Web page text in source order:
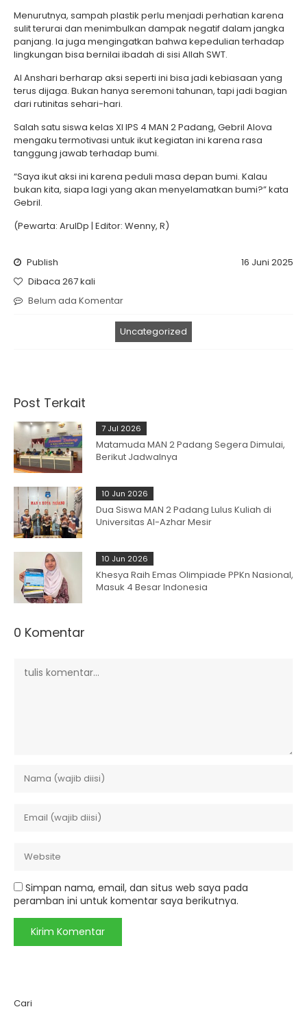
Menurutnya, sampah plastik perlu menjadi perhatian karena
sulit terurai dan menimbulkan dampak negatif dalam jangka
panjang. Ia juga mengingatkan bahwa kepedulian terhadap
lingkungan bisa bernilai ibadah di sisi Allah SWT.
Al Anshari berharap aksi seperti ini bisa jadi kebiasaan yang
terus dijaga. Bukan hanya seremoni tahunan, tapi jadi bagian
dari rutinitas sehari-hari.
Salah satu siswa kelas XI IPS 4 MAN 2 Padang, Gebril Alova
mengaku termotivasi untuk ikut kegiatan ini karena rasa
tanggung jawab terhadap bumi.
“Saya ikut aksi ini karena peduli masa depan bumi. Kalau
bukan kita, siapa lagi yang akan menyelamatkan bumi?” kata
Gebril.
(Pewarta: ArulDp | Editor: Wenny, R)
Publish
16 Juni 2025
Dibaca 267 kali
Belum ada Komentar
Uncategorized
Post Terkait
7 Jul 2026
Matamuda MAN 2 Padang Segera Dimulai,
Berikut Jadwalnya
10 Jun 2026
Dua Siswa MAN 2 Padang Lulus Kuliah di
Universitas Al-Azhar Mesir
10 Jun 2026
Khesya Raih Emas Olimpiade PPKn Nasional,
Masuk 4 Besar Indonesia
0 Komentar
Simpan nama, email, dan situs web saya pada
peramban ini untuk komentar saya berikutnya.
Cari